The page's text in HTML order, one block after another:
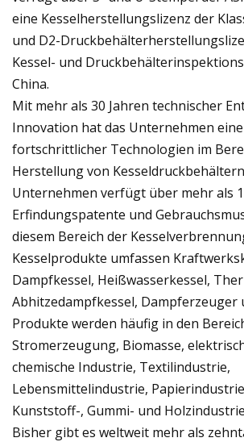
eine Kesselherstellungslizenz der
und D2-
Kessel- und
China.
Mit mehr als 30 Jahren technischer
Innovation hat das Unternehmen eine
fortschrittlicher Technologien im
Herstellung von
Unternehmen verfügt über mehr als
Erfindungspatente und
diesem Bereich der
Kesselprodukte umfassen
Dampfkessel, Heißwasserkessel,
Abhitzedampfkessel, Dampferzeuger
Produkte werden häufig in den
Stromerzeugung, Biomasse,
chemische Industrie, Textilindustrie,
Lebensmittelindustrie,
Kunststoff-, Gummi- und
Bisher gibt es weltweit mehr als